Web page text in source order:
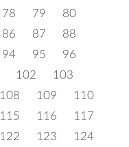
78 79
80
86 87
88
94 95
96
102
103
108 109
110
115 116
117
122 123
124